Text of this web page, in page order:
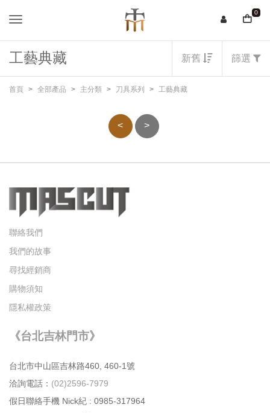
0
工藝典藏 新舊 篩選
首頁 全部產品 主分類 刀具系列 工藝典藏
< >
聯絡我們
我們的故事
尋找經銷商
購物須知
隱私權政策
《台北吉林門市》
台北市中⼭區吉林路460, 460-1號
洽詢電話： (02)2596-7979
假日聯絡手機 Nick紀 : 0985-317964